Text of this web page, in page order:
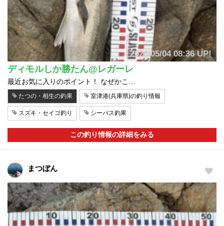
2026/05/04 08:36 UP!
ディモルしか勝たん@レガーレ
最近お気に入りのポイント！ なぜかこ…
たつの・相生の釣果 室津港(兵庫県)の釣り情報
スズキ・セイゴ釣り シーバス釣果
この釣り情報の詳細をみる
まつぼん